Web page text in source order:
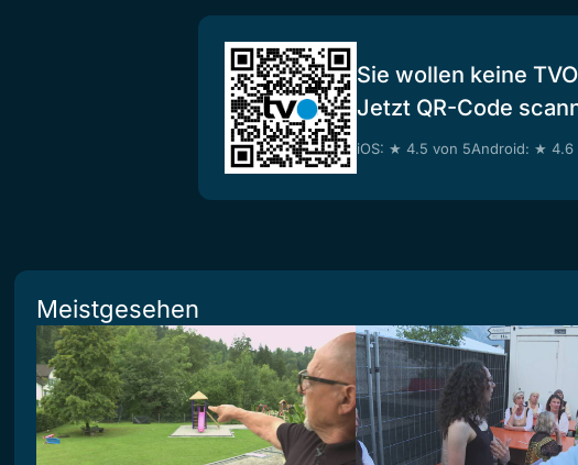
Sie wollen keine
Jetzt QR-Code
iOS: ★ 4.5 von 5Android: ★ 4.6
Meistgesehen